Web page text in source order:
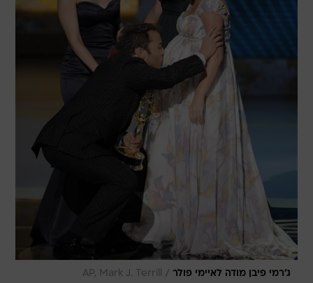
ג'רמי פיבן מודה לאיימי פולר /
AP, Mark J. Terrill